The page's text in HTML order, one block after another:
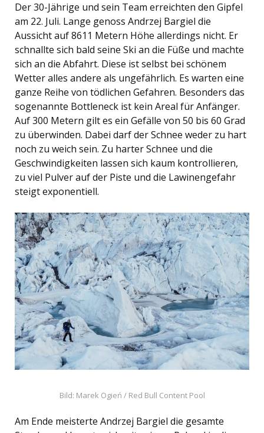
Der 30-Jährige und sein Team erreichten den Gipfel
am 22. Juli. Lange genoss Andrzej Bargiel die
Aussicht auf 8611 Metern Höhe allerdings nicht. Er
schnallte sich bald seine Ski an die Füße und machte
sich an die Abfahrt. Diese ist selbst bei schönem
Wetter alles andere als ungefährlich. Es warten eine
ganze Reihe von tödlichen Gefahren. Besonders das
sogenannte Bottleneck ist kein Areal für Anfänger.
Auf 300 Metern gilt es ein Gefälle von 50 bis 60 Grad
zu überwinden. Dabei darf der Schnee weder zu hart
noch zu weich sein. Zu harter Schnee und die
Geschwindigkeiten lassen sich kaum kontrollieren,
zu viel Pulver auf der Piste und die Lawinengefahr
steigt exponentiell.
Bild: Marek Ogień / Red Bull Content Pool
Am Ende meisterte Andrzej Bargiel die gesamte